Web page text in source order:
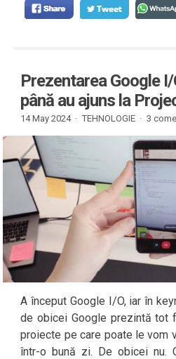
Prezentarea Google
până au ajuns la
14 May 2024 · TEHNOLOGIE · 3
A început Google I/O, iar în
de obicei Google prezintă tot
proiecte pe care poate le vom
într-o bună zi. De obicei nu.